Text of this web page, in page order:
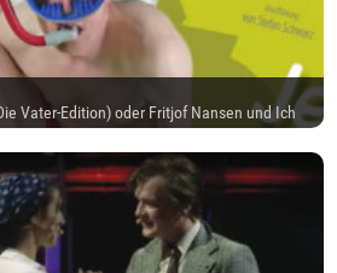
Vater-Edition) oder Fritjof Nansen und Ich